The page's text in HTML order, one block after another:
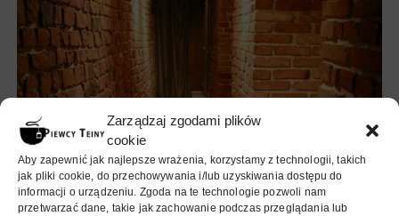
Zarządzaj zgodami plików
cookie
Aby zapewnić jak najlepsze wrażenia, korzystamy z technologii, takich
jak pliki cookie, do przechowywania i/lub uzyskiwania dostępu do
informacji o urządzeniu. Zgoda na te technologie pozwoli nam
przetwarzać dane, takie jak zachowanie podczas przeglądania lub